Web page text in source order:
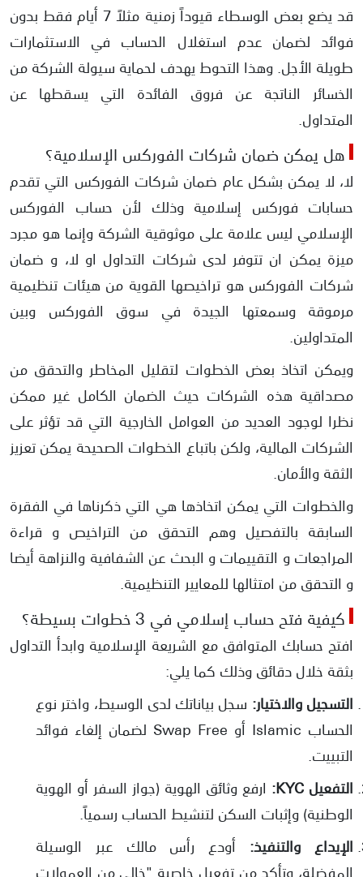
​قد يضع بعض الوسطاء قيوداً زمنية مثلاً 7 أيام فقط بدون
فوائد لضمان عدم استغلال الحساب في الاستثمارات
طويلة الأجل. وهذا التحوط يهدف لحماية سيولة الشركة من
الخسائر الناتجة عن فروق الفائدة التي يسقطها عن
المتداول.
هل يمكن ضمان شركات الفوركس الإسلامية؟
لا، لا يمكن بشكل عام ضمان شركات الفوركس التي تقدم
حسابات فوركس إسلامية وذلك لأن حساب الفوركس
الإسلامي ليس علامة على موثوقية الشركة وإنما هو مجرد
ميزة يمكن ان تتوفر لدى شركات التداول او لا، و ضمان
شركات الفوركس هو تراخيصها القوية من هيئات تنظيمية
مرموقة وسمعتها الجيدة في سوق الفوركس وبين
المتداولين.
ويمكن اتخاذ بعض الخطوات لتقليل المخاطر والتحقق من
مصداقية هذه الشركات حيث الضمان الكامل غير ممكن
نظرا لوجود العديد من العوامل الخارجية التي قد تؤثر على
الشركات المالية، ولكن باتباع الخطوات الصحيحة يمكن تعزيز
الثقة والأمان.
والخطوات التي يمكن اتخاذها هي التي ذكرناها في الفقرة
السابقة بالتفصيل وهم التحقق من التراخيص و قراءة
المراجعات و التقييمات و البحث عن الشفافية والنزاهة أيضا
و التحقق من امتثالها للمعايير التنظيمية.
​كيفية فتح حساب إسلامي في 3 خطوات بسيطة؟
​افتح حسابك المتوافق مع الشريعة الإسلامية وابدأ التداول
بثقة خلال دقائق وذلك كما يلي:
​التسجيل والاختيار: سجل بياناتك لدى الوسيط، واختر نوع
الحساب Islamic أو Swap Free لضمان إلغاء فوائد
التبييت.
​التفعيل KYC:
ارفع وثائق الهوية (جواز السفر أو الهوية
الوطنية) وإثبات السكن لتنشيط الحساب رسمياً.
​الإيداع والتنفيذ: أودع رأس مالك عبر الوسيلة
المفضلة، وتأكد من تفعيل خاصية "خالي من العمولات